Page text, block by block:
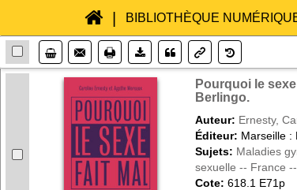
Accueil
BIBLIOTHÈQUE
EnveloppeImprimenteTéléchargementLien Historique
Pourquoi le
Berlingo.
Auteur: Ernesty,
Éditeur: Marseille :
Sujets: Maladies
sexuelle -- France
Cote: 618.1 E71p